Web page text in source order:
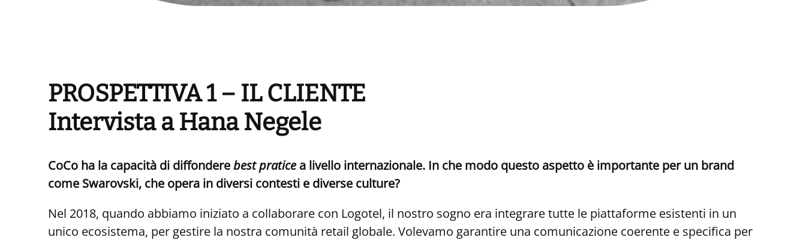
PROSPETTIVA 1 – IL CLIENTE
Intervista a Hana Negele
CoCo ha la capacità di diffonderebest praticea livello internazionale. In che modo questo aspetto è importante per un brand
come Swarovski, che opera in diversi contesti e diverse culture?
Nel 2018, quando abbiamo iniziato a collaborare con Logotel, il nostro sogno era integrare tutte le piattaforme esistenti in un
unico ecosistema, per gestire la nostra comunità retail globale. Volevamo garantire una comunicazione coerente e specifica per